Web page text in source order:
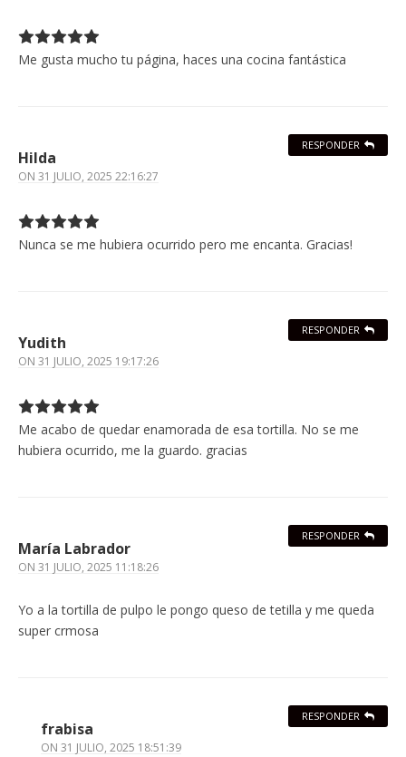
Me gusta mucho tu página, haces una cocina fantástica
Hilda
ON 31 JULIO, 2025 22:16:27
Nunca se me hubiera ocurrido pero me encanta. Gracias!
RESPONDER
Yudith
ON 31 JULIO, 2025 19:17:26
Me acabo de quedar enamorada de esa tortilla. No se me
hubiera ocurrido, me la guardo. gracias
RESPONDER
María Labrador
ON 31 JULIO, 2025 11:18:26
Yo a la tortilla de pulpo le pongo queso de tetilla y me queda
super crmosa
RESPONDER
frabisa
ON 31 JULIO, 2025 18:51:39
RESPONDER